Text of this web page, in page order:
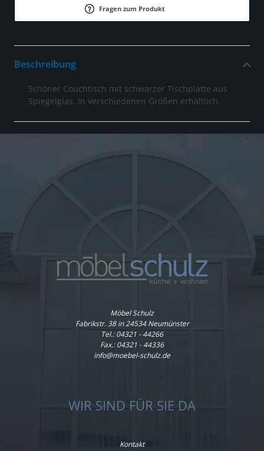
Fragen zum Produkt
Beschreibung
Schöner Couchtisch mit schwarzer Tischplatte aus
Spiegelglas. In verschiedenen Größen erhältlich.
Möbel Schulz
Fabrikstr. 38 in 24534 Neumünster
Tel.:04321 - 44266
Fax.: 04321 - 44336
info@moebel-schulz.de
WIR SIND FÜR SIE DA
Kontakt